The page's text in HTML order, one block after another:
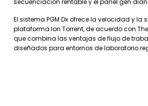
secuenciación rentable y el panel gen
El sistema PGM Dx ofrece la velocidad y
plataforma Ion Torrent, de acuerdo con
que combina las ventajas de flujo de
diseñados para entornos de laboratorio